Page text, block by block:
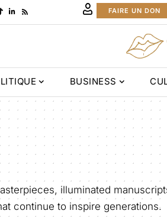
FAIRE UN DON
BUSINESS
illuminated
continue to inspire generations.